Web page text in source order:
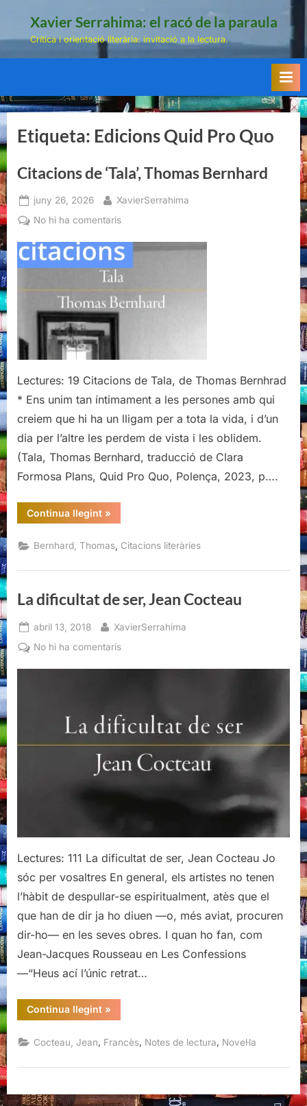
Xavier Serrahima: el racó de la paraula
Crítica i orientació literària: invitació a la lectura.
Etiqueta: Edicions Quid Pro Quo
Citacions de ‘Tala’, Thomas Bernhard
Posted
on
juny 26, 2026 By
XavierSerrahima
No hi ha comentarisa
de
‘Tala’,
Thomas
Bernhard
Lectures: 19 Citacions de Tala, de Thomas Bernhrad
* Ens unim tan íntimament a les persones amb qui
creiem que hi ha un lligam per a tota la vida, i d’un
dia per l’altre les perdem de vista i les oblidem.
(Tala, Thomas Bernhard, traducció de Clara
Formosa Plans, Quid Pro Quo, Polença, 2023, p….
Continua llegint“Citacions
de
Thomas
Bernhard”
»
Bernhard, Thomas Citacions literàries
La dificultat de ser, Jean Cocteau
Posted
on
abril 13, 2018 By
XavierSerrahima
No hi ha comentarisa
Jean
Lectures: 111 La dificultat de ser, Jean Cocteau Jo
sóc per vosaltres En general, els artistes no tenen
l’hàbit de despullar-se espiritualment, atès que el
que han de dir ja ho diuen —o, més aviat, procuren
dir-ho— en les seves obres. I quan ho fan, com
Jean-Jacques Rousseau en Les Confessions
—“Heus ací l’únic retrat…
Continua llegint“La
dificultat
ser,
Jean
»
Cocteau, Jean Francès Notes de lectura Novel·la